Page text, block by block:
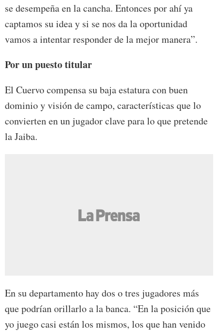
se desempeña en la cancha. Entonces por ahí ya
captamos su idea y si se nos da la oportunidad
vamos a intentar responder de la mejor manera”.
Por un puesto titular
El Cuervo compensa su baja estatura con buen
dominio y visión de campo, características que lo
convierten en un jugador clave para lo que pretende
la Jaiba.
En su departamento hay dos o tres jugadores más
que podrían orillarlo a la banca. “En la posición que
yo juego casi están los mismos, los que han venido